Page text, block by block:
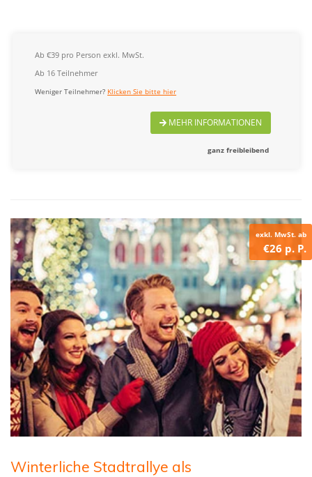
Ab €39 pro Person exkl. MwSt.
Ab 16 Teilnehmer
Weniger Teilnehmer? Klicken Sie bitte hier
MEHR INFORMATIONEN
ganz freibleibend
exkl. MwSt. ab
€26 p. P.
Winterliche Stadtrallye als